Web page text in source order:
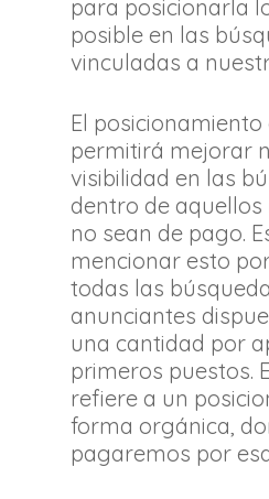
para posicionarla
posible en las
vinculadas a
El posicionamiento
permitirá mejorar
visibilidad en las
dentro de
no sean de pago.
mencionar esto
todas las
anunciantes
una cantidad por
primeros puestos.
refiere a un
forma orgánica,
pagaremos por